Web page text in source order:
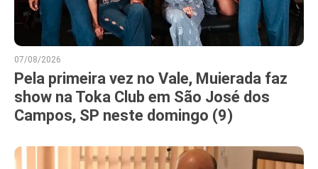
07/08/2026
Pela primeira vez no Vale, Muierada faz
show na Toka Club em São José dos
Campos, SP neste domingo (9)